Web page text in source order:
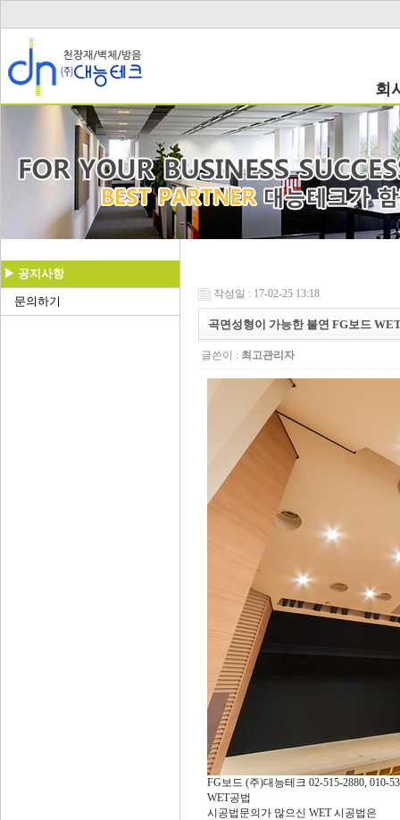
회
▶ 공지사항
문의하기
작성일 : 17-02-25 13:18
곡면성형이 가능한 불연 FG보드
글쓴이 : 최고관리자
FG보드 (주)대능테크 02-515-2880, 010-
WET공법
시공법문의가 많으신 WET 시공법은